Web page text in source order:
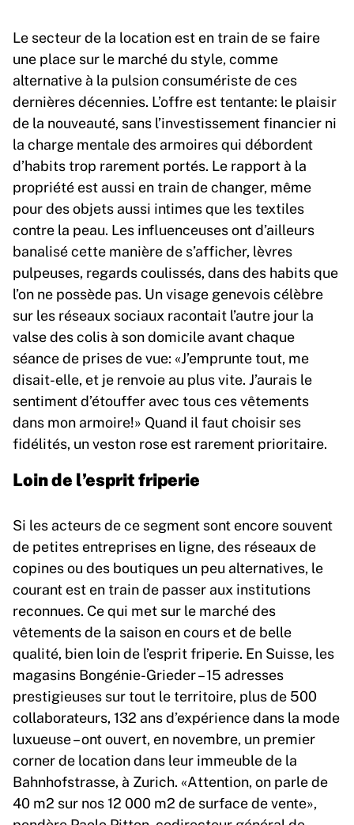
Le secteur de la location est en train de se faire
une place sur le marché du style, comme
alternative à la pulsion consumériste de ces
dernières décennies. L’offre est tentante: le plaisir
de la nouveauté, sans l’investissement financier ni
la charge mentale des armoires qui débordent
d’habits trop rarement portés. Le rapport à la
propriété est aussi en train de changer, même
pour des objets aussi intimes que les textiles
contre la peau. Les influenceuses ont d’ailleurs
banalisé cette manière de s’afficher, lèvres
pulpeuses, regards coulissés, dans des habits que
l’on ne possède pas. Un visage genevois célèbre
sur les réseaux sociaux racontait l’autre jour la
valse des colis à son domicile avant chaque
séance de prises de vue: «J’emprunte tout, me
disait-elle, et je renvoie au plus vite. J’aurais le
sentiment d’étouffer avec tous ces vêtements
dans mon armoire!» Quand il faut choisir ses
fidélités, un veston rose est rarement prioritaire.
Loin de l’esprit friperie
Si les acteurs de ce segment sont encore souvent
de petites entreprises en ligne, des réseaux de
copines ou des boutiques un peu alternatives, le
courant est en train de passer aux institutions
reconnues. Ce qui met sur le marché des
vêtements de la saison en cours et de belle
qualité, bien loin de l’esprit friperie. En Suisse, les
magasins Bongénie-Grieder – 15 adresses
prestigieuses sur tout le territoire, plus de 500
collaborateurs, 132 ans d’expérience dans la mode
luxueuse – ont ouvert, en novembre, un premier
corner de location dans leur immeuble de la
Bahnhofstrasse, à Zurich. «Attention, on parle de
40 m2 sur nos 12 000 m2 de surface de vente»,